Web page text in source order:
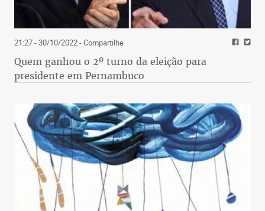
21:27 - 30/10/2022- Compartilhe
Quem ganhou o 2º turno da eleição para
presidente em Pernambuco